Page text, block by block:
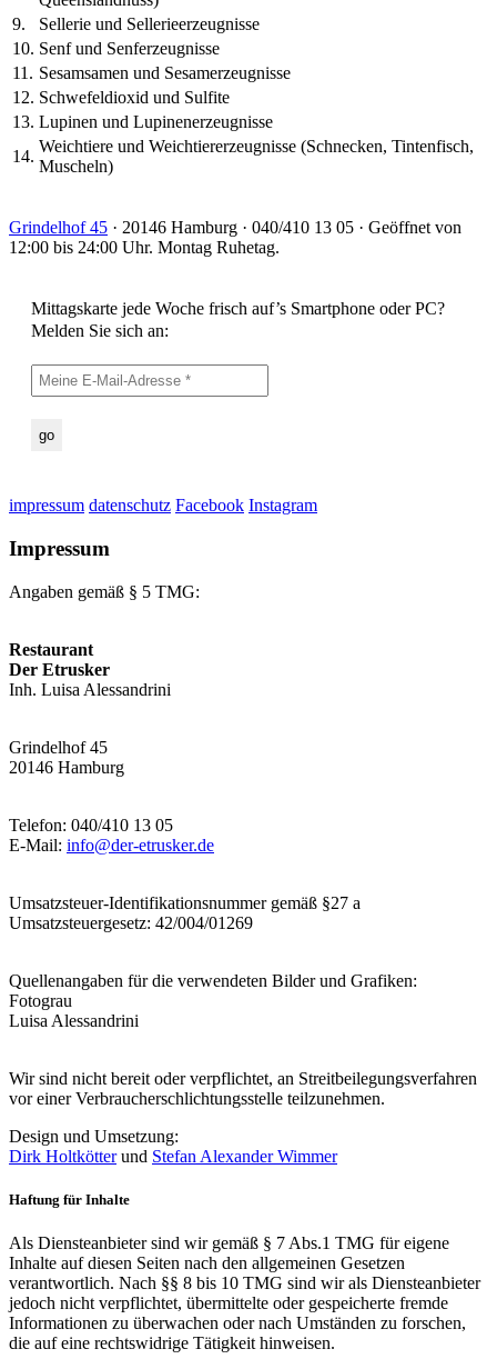
9.
Sellerie und Sellerieerzeugnisse
10. Senf und Senferzeugnisse
11. Sesamsamen und Sesamerzeugnisse
12. Schwefeldioxid und Sulfite
13. Lupinen und Lupinenerzeugnisse
14.
Weichtiere und Weichtiererzeugnisse (Schnecken, Tintenfisch,
Muscheln)
Grindelhof 45 · 20146 Hamburg · 040/410 13 05 · Geöffnet von
12:00 bis 24:00 Uhr. Montag Ruhetag.
Mittagskarte jede Woche frisch auf’s Smartphone oder PC?
Melden Sie sich an:
impressum datenschutz Facebook Instagram
Impressum
Angaben gemäß § 5 TMG:
Restaurant
Der Etrusker
Inh. Luisa Alessandrini
Grindelhof 45
20146 Hamburg
Telefon: 040/410 13 05
E-Mail: info@der-etrusker.de
Umsatzsteuer-Identifikationsnummer gemäß §27 a
Umsatzsteuergesetz: 42/004/01269
Quellenangaben für die verwendeten Bilder und Grafiken:
Fotograu
Luisa Alessandrini
Wir sind nicht bereit oder verpflichtet, an Streitbeilegungsverfahren
vor einer Verbraucherschlichtungsstelle teilzunehmen.
Design und Umsetzung:
Dirk Holtkötterund Stefan Alexander Wimmer
Haftung für Inhalte
Als Diensteanbieter sind wir gemäß § 7 Abs.1 TMG für eigene
Inhalte auf diesen Seiten nach den allgemeinen Gesetzen
verantwortlich. Nach §§ 8 bis 10 TMG sind wir als Diensteanbieter
jedoch nicht verpflichtet, übermittelte oder gespeicherte fremde
Informationen zu überwachen oder nach Umständen zu forschen,
die auf eine rechtswidrige Tätigkeit hinweisen.